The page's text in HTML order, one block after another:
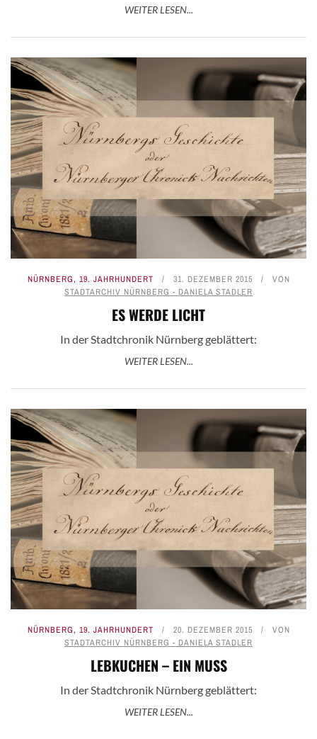
WEITER LESEN...
NÜRNBERG, 19. JAHRHUNDERT 31. DEZEMBER 2015
VON
STADTARCHIV NÜRNBERG - DANIELA STADLER
ES WERDE LICHT
In der Stadtchronik Nürnberg geblättert:
WEITER LESEN...
NÜRNBERG, 19. JAHRHUNDERT 20. DEZEMBER 2015
VON
STADTARCHIV NÜRNBERG - DANIELA STADLER
LEBKUCHEN – EIN MUSS
In der Stadtchronik Nürnberg geblättert:
WEITER LESEN...